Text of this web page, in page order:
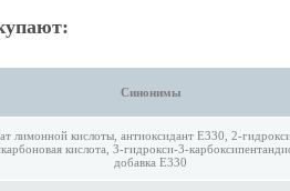
Синонимы
лимонной кислоты, антиоксидант E330, 2-
кислота, 3-гидрокси-3-
добавка Е330